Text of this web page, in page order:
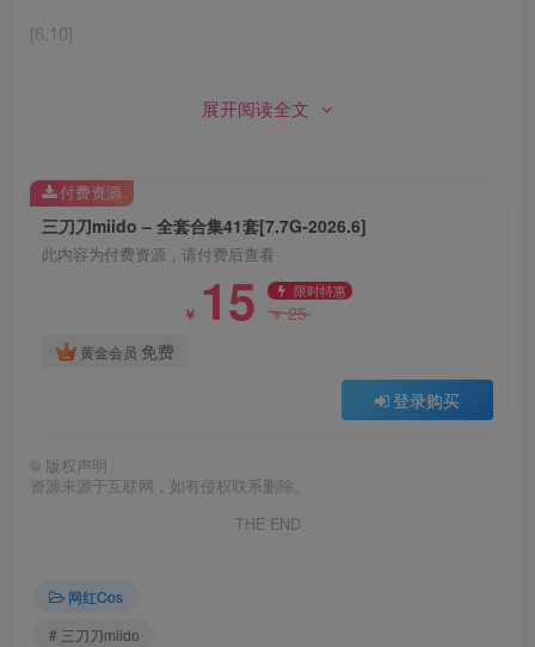
[6.10]
三刀刀miido – NO.041 关羽云长 [16P-135MB]
三刀刀miido – NO.040 巫女 [42P-21MB]
三刀刀miido – NO.039 史尔特尔[20P-127M]
三刀刀miido – NO.038 蔚蓝档案 一之濑明日奈 女仆[26P-
[7.4]
展开阅读全文
三刀刀miido – 全套合集41套[7.7G-2026.6]
此内容为付费资源，请付费后查看
￥ 15 限时特惠
￥25
黄金会员 免费
登录购买
付费资源
© 版权声明
资源来源于互联网，如有侵权联系删除。
THE END
网红Cos
# 三刀刀miido